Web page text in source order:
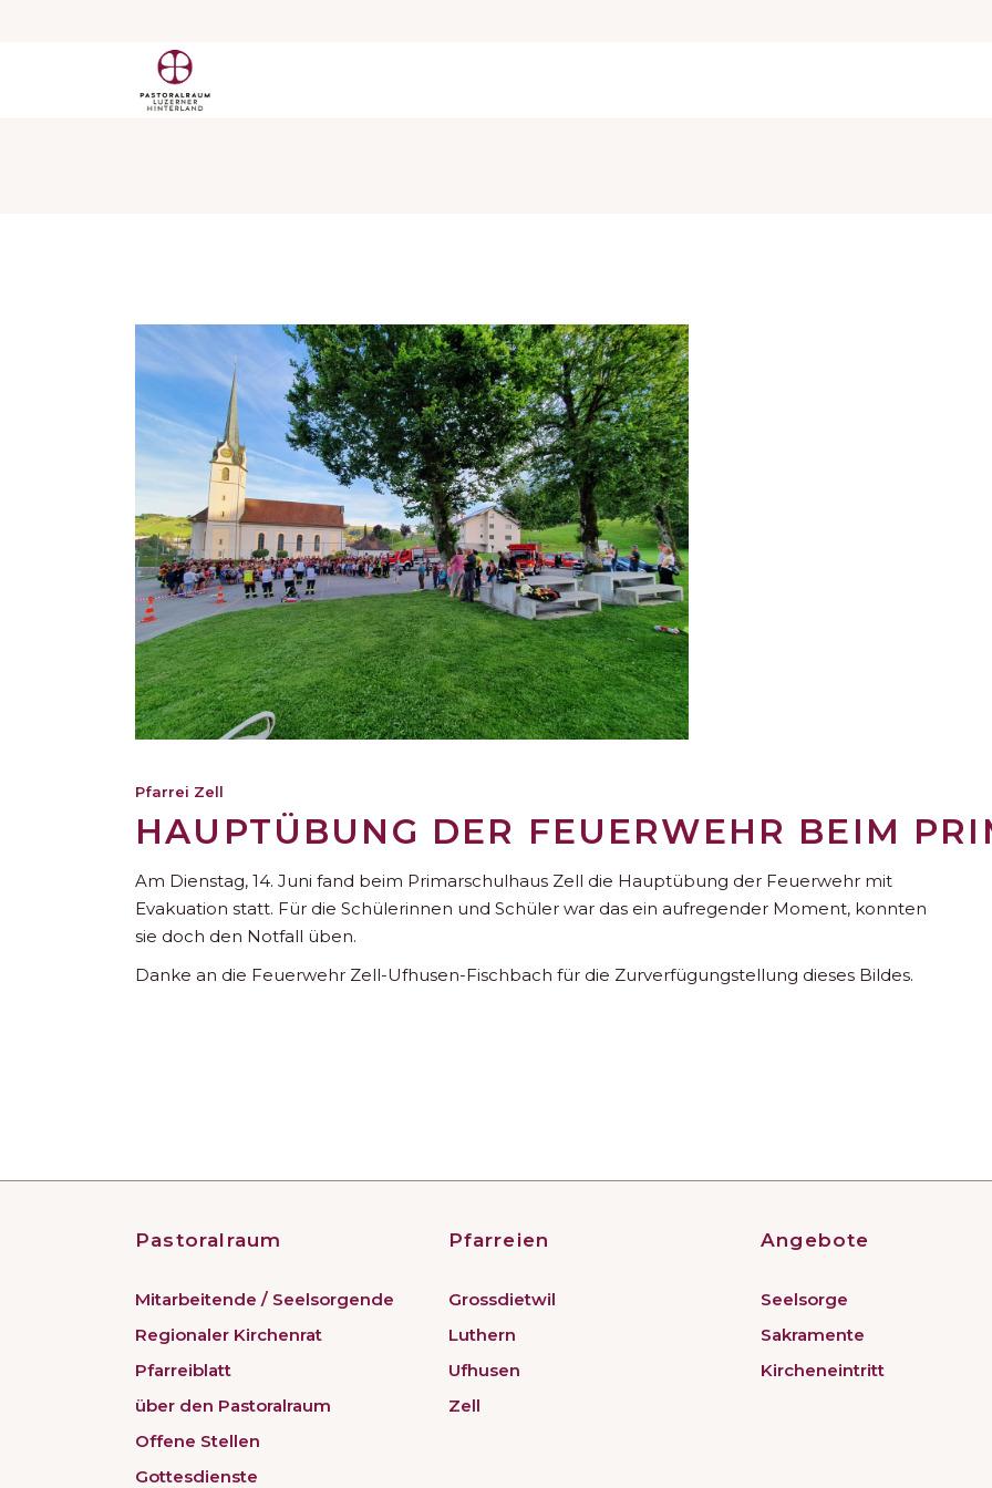
Pfarrei Zell
HAUPTÜBUNG DER FEUERWEHR BEIM
Am Dienstag, 14. Juni fand beim Primarschulhaus Zell die Hauptübung der Feuerwehr mit
Evakuation statt. Für die Schülerinnen und Schüler war das ein aufregender Moment, konnten
sie doch den Notfall üben.
Danke an die Feuerwehr Zell-Ufhusen-Fischbach für die Zurverfügungstellung dieses Bildes.
Pastoralraum
Mitarbeitende / Seelsorgende
Regionaler Kirchenrat
Pfarreiblatt
über den Pastoralraum
Offene Stellen
Gottesdienste
Pfarreien
Grossdietwil
Luthern
Ufhusen
Zell
Angebote
Seelsorge
Sakramente
Kircheneintritt